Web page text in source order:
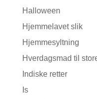
Halloween
Hjemmelavet slik
Hjemmesyltning
Hverdagsmad til
Indiske retter
Is